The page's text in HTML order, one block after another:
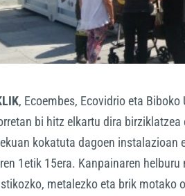
, Ecoembes, Ecovidrio eta
bi hitz elkartu dira
kokatuta dagoen instalazioan
1etik 15era. Kanpainaren
metalezko eta brik motako